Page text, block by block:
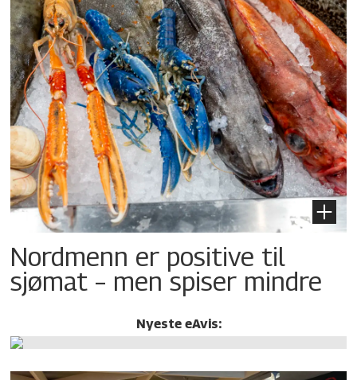
Nordmenn er positive til
sjømat – men spiser mindre
Nyeste eAvis: